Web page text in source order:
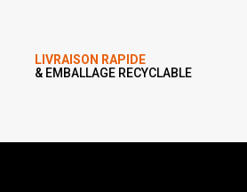
LIVRAISON RAPIDE
& EMBALLAGE RECYCLABLE